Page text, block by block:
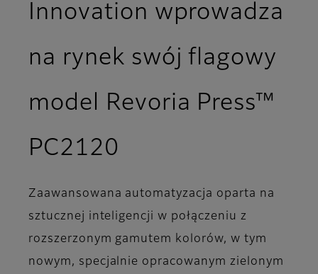
Innovation wprowadza
na rynek swój flagowy
model Revoria Press™
PC2120
Zaawansowana automatyzacja oparta na
sztucznej inteligencji w połączeniu z
rozszerzonym gamutem kolorów, w tym
nowym, specjalnie opracowanym zielonym